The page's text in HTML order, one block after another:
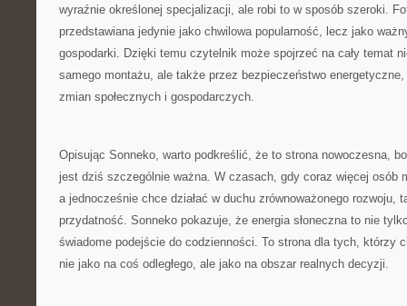
wyraźnie określonej specjalizacji, ale robi to w sposób szeroki.
przedstawiana jedynie jako chwilowa popularność, lecz jako
gospodarki. Dzięki temu czytelnik może spojrzeć na cały temat
samego montażu, ale także przez bezpieczeństwo
zmian społecznych i gospodarczych.
Opisując Sonneko, warto podkreślić, że to strona nowoczesna,
jest dziś szczególnie ważna. W czasach, gdy coraz więcej osób
a jednocześnie chce działać w duchu zrównoważonego rozwoju,
przydatność. Sonneko pokazuje, że energia słoneczna to nie
świadome podejście do codzienności. To strona dla tych, którzy
nie jako na coś odległego, ale jako na obszar realnych decyzji.